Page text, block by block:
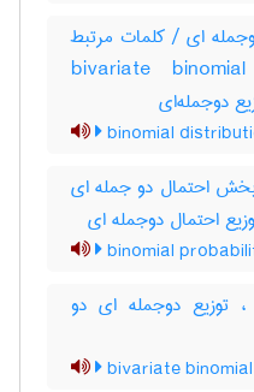
ای / کلمات مرتبط
bivariate
binomial
احتمال دو جمله ای
احتمال دوجمله ای
binomial
، توزیع دوجمله ای دو
bivariate